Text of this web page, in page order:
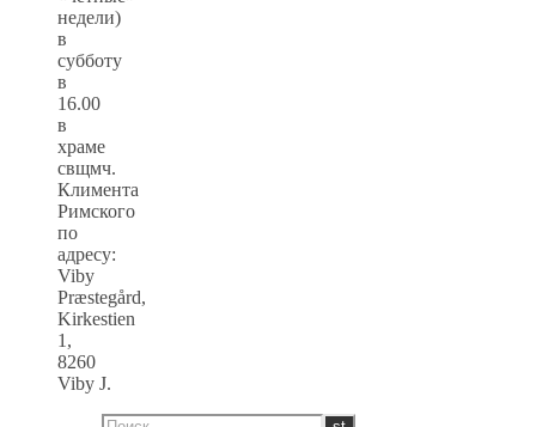
недели)
в
субботу
в
16.00
в
храме
свщмч.
Климента
Римского
по
адресу:
Viby
Præstegård,
Kirkestien
1,
8260
Viby J.